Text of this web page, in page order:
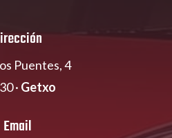
Puentes, 4
· Getxo
Email